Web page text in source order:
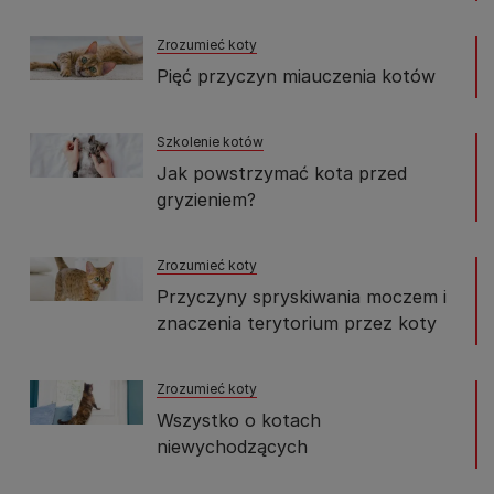
Zrozumieć koty
Pięć przyczyn miauczenia kotów
Szkolenie kotów
Jak powstrzymać kota przed
gryzieniem?
Zrozumieć koty
Przyczyny spryskiwania moczem i
znaczenia terytorium przez koty
Zrozumieć koty
Wszystko o kotach
niewychodzących